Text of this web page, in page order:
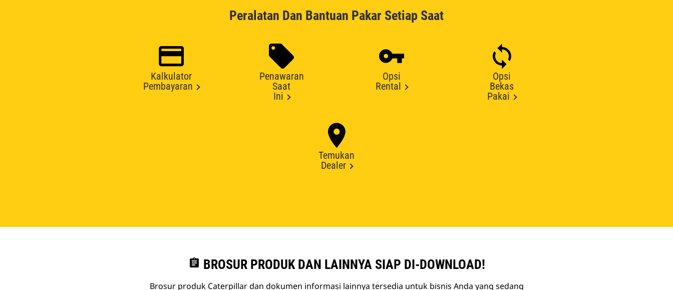
Peralatan Dan Bantuan Pakar Setiap Saat
Kalkulator
Pembayaran
Penawaran
Saat
Ini
Opsi
Rental
Opsi
Bekas
Pakai
Temukan
Dealer
assignment BROSUR PRODUK DAN LAINNYA SIAP DI-DOWNLOAD!
Brosur produk Caterpillar dan dokumen informasi lainnya tersedia untuk bisnis Anda yang sedang